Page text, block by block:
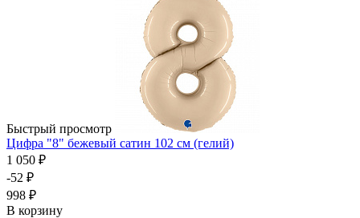
Быстрый просмотр
Цифра "8" бежевый сатин 102 см (гелий)
1 050 ₽
-52 ₽
998 ₽
В корзину